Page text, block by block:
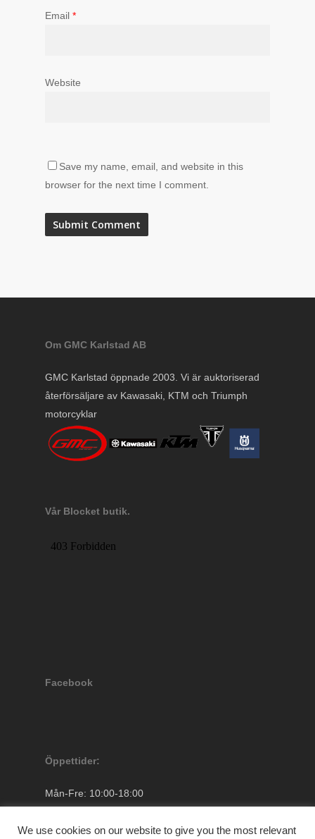
Email *
Website
Save my name, email, and website in this
browser for the next time I comment.
Om GMC Karlstad AB
GMC Karlstad öppnade 2003. Vi är auktoriserad
återförsäljare av Kawasaki, KTM och Triumph
motorcyklar
Vår Blocket butik.
Facebook
Öppettider:
Mån-Fre: 10:00-18:00
Söndag: Stängt
We use cookies on our website to give you the most relevant